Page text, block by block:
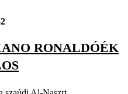
RONALDÓÉK